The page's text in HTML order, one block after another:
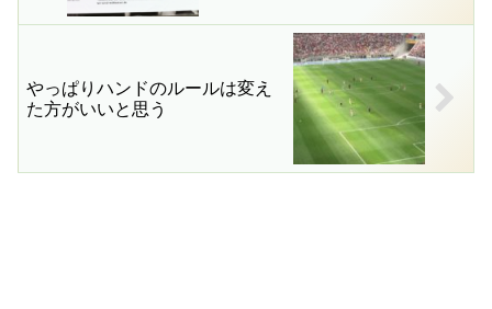
やっぱりハンドのルールは変え
た方がいいと思う